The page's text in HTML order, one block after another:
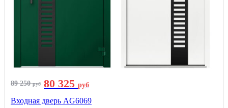
89 250руб 80 325 руб
Входная дверь AG6069